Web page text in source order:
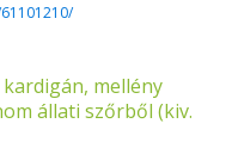
mellény
állati szőrből (kiv.